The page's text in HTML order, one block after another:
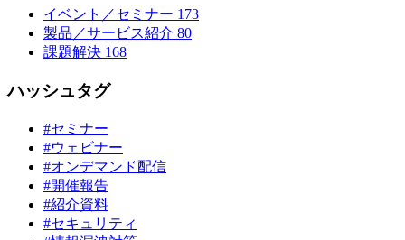
イベント／セミナー 173
製品／サービス紹介 80
課題解決 168
ハッシュタグ
#セミナー
#ウェビナー
#オンデマンド配信
#開催報告
#紹介資料
#セキュリティ